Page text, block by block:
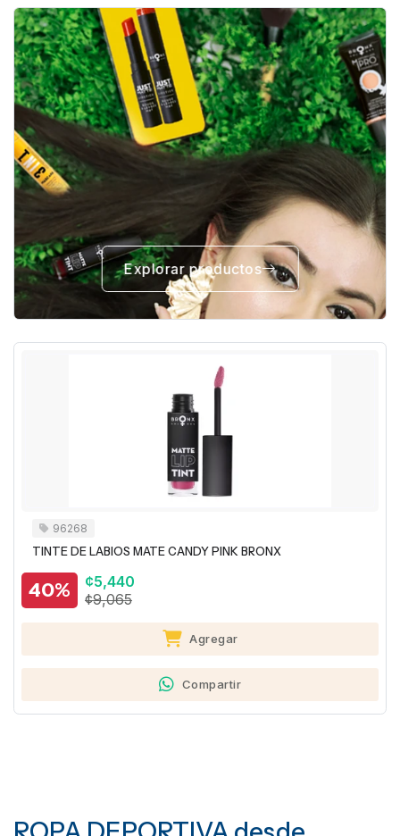
Explorar productos
14201
RUBOR INDIVIDUAL CON ESTUCHE SWEET PINK BRONX
40%
¢6,385
¢10,640
Agregar
Compartir